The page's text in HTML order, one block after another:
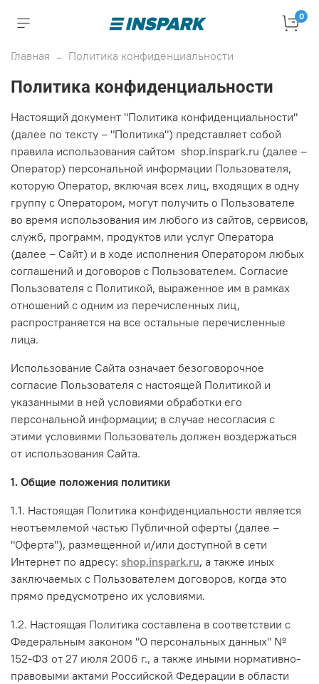
0
Главная Политика конфиденциальности
Политика конфиденциальности
Настоящий документ "Политика конфиденциальности"
(далее по тексту – "Политика") представляет собой
правила использования сайтом shop.inspark.ru (далее –
Оператор) персональной информации Пользователя,
которую Оператор, включая всех лиц, входящих в одну
группу с Оператором, могут получить о Пользователе
во время использования им любого из сайтов, сервисов,
служб, программ, продуктов или услуг Оператора
(далее – Сайт) и в ходе исполнения Оператором любых
соглашений и договоров с Пользователем. Согласие
Пользователя с Политикой, выраженное им в рамках
отношений с одним из перечисленных лиц,
распространяется на все остальные перечисленные
лица.
Использование Сайта означает безоговорочное
согласие Пользователя с настоящей Политикой и
указанными в ней условиями обработки его
персональной информации; в случае несогласия с
этими условиями Пользователь должен воздержаться
от использования Сайта.
1. Общие положения политики
1.1. Настоящая Политика конфиденциальности является
неотъемлемой частью Публичной оферты (далее –
"Оферта"), размещенной и/или доступной в сети
Интернет по адресу: shop.inspark.ru, а также иных
заключаемых с Пользователем договоров, когда это
прямо предусмотрено их условиями.
1.2. Настоящая Политика составлена в соответствии с
Федеральным законом "О персональных данных" №
152-ФЗ от 27 июля 2006 г., а также иными нормативно-
правовыми актами Российской Федерации в области